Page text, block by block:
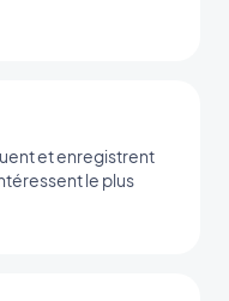
et enregistrent
le plus